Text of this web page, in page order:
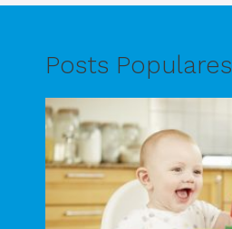
Posts Populares